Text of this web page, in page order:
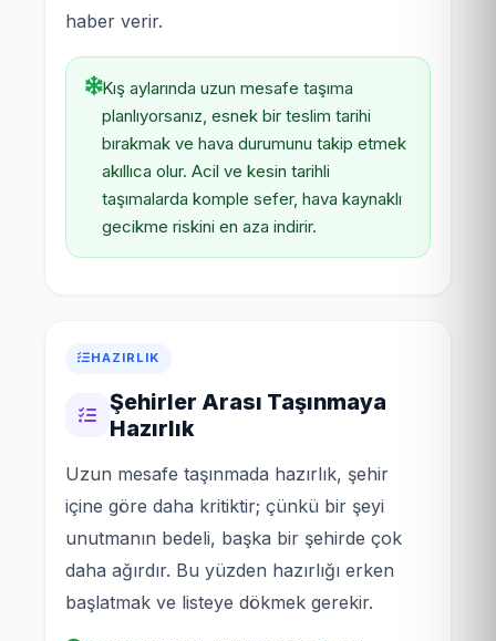
haber verir.
Kış aylarında uzun mesafe taşıma
planlıyorsanız, esnek bir teslim tarihi
bırakmak ve hava durumunu takip etmek
akıllıca olur. Acil ve kesin tarihli
taşımalarda komple sefer, hava kaynaklı
gecikme riskini en aza indirir.
HAZIRLIK
Şehirler Arası Taşınmaya
Hazırlık
Uzun mesafe taşınmada hazırlık, şehir
içine göre daha kritiktir; çünkü bir şeyi
unutmanın bedeli, başka bir şehirde çok
daha ağırdır. Bu yüzden hazırlığı erken
başlatmak ve listeye dökmek gerekir.